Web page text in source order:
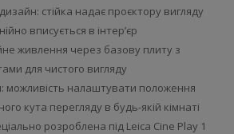
стійка надає проєктору вигляду
вписується в інтер’єр
живлення через базову плиту з
для чистого вигляду
можливість налаштувати положення
кута перегляду в будь-якій кімнаті
розроблена під Leica Cine Play 1